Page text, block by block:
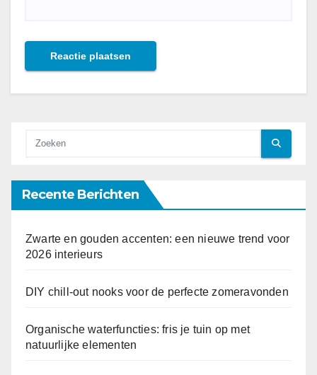
Recente Berichten
Zwarte en gouden accenten: een nieuwe trend voor
2026 interieurs
DIY chill-out nooks voor de perfecte zomeravonden
Organische waterfuncties: fris je tuin op met
natuurlijke elementen